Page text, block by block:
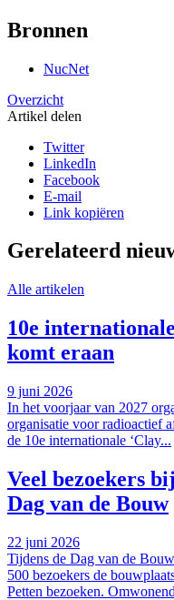
Bronnen
NucNet
Overzicht
Artikel delen
Twitter
LinkedIn
Facebook
E-mail
Link kopiëren
Gerelateerd
Alle artikelen
10e
komt eraan
9 juni 2026
In het voorjaar van 2027
organisatie voor radioactief
de 10e internationale ‘Clay...
Veel bezoekers
Dag van de Bouw
22 juni 2026
Tijdens de Dag van de
500 bezoekers de
Petten bezoeken.